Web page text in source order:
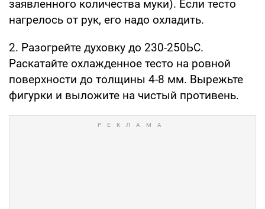
заявленного количества муки). Если тесто
нагрелось от рук, его надо охладить.
2. Разогрейте духовку до 230-250ЬС.
Раскатайте охлажденное тесто на ровной
поверхности до толщины 4-8 мм. Вырежьте
фигурки и выложите на чистый противень.